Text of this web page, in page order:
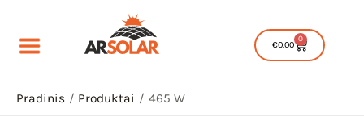
turinio
€0.00
0
Cart
Pradinis Produktai 465 W